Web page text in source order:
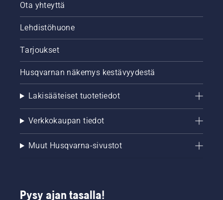
Ota yhteyttä
Lehdistöhuone
Tarjoukset
Husqvarnan näkemys kestävyydestä
Lakisääteiset tuotetiedot
Verkkokaupan tiedot
Muut Husqvarna-sivustot
Pysy ajan tasalla!